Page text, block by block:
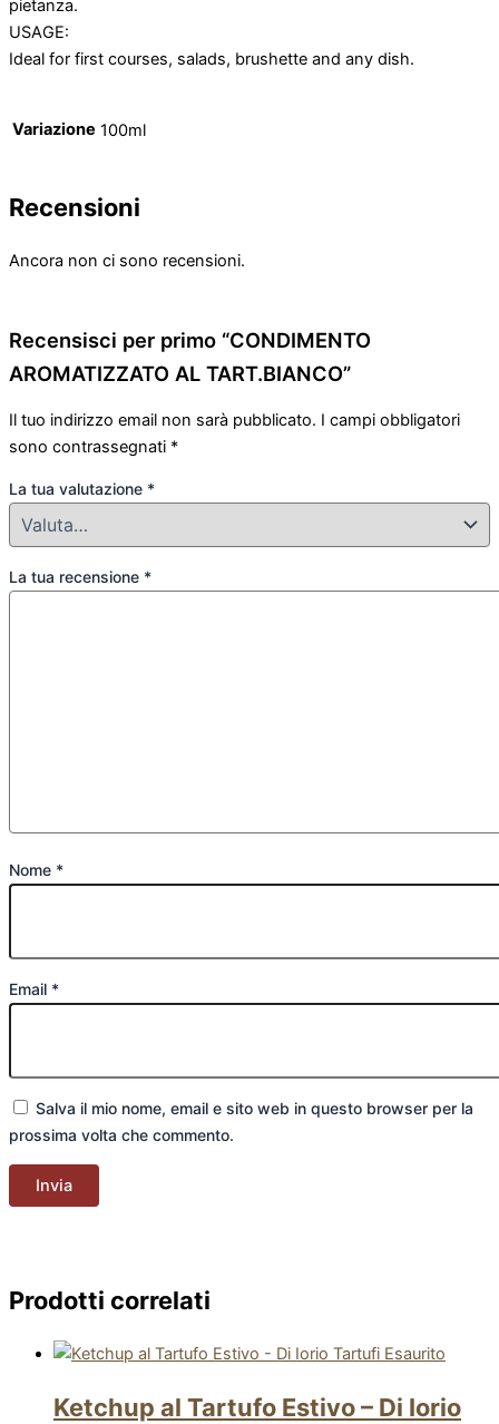
pietanza.
USAGE:
Ideal for first courses, salads, brushette and any dish.
Variazione 100ml
Recensioni
Ancora non ci sono recensioni.
Recensisci per primo “CONDIMENTO
AROMATIZZATO AL TART.BIANCO”
Il tuo indirizzo email non sarà pubblicato. I campi obbligatori
sono contrassegnati *
La tua valutazione *
La tua recensione *
Nome *
Email *
Salva il mio nome, email e sito web in questo browser per la
prossima volta che commento.
Prodotti correlati
Esaurito
Ketchup al Tartufo Estivo – Di Iorio